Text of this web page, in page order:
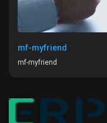
Courses
mf-myfriend
mf-myfriend